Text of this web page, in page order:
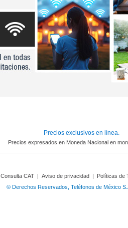
Precios exclusivos en línea.
Precios expresados en Moneda Nacional en
Consulta CAT | Aviso de privacidad | Políticas de
© Derechos Reservados, Teléfonos de México